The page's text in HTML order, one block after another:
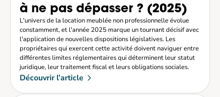
à ne pas dépasser ? (2025)
L'univers de la location meublée non professionnelle évolue
constamment, et l'année 2025 marque un tournant décisif avec
l'application de nouvelles dispositions législatives. Les
propriétaires qui exercent cette activité doivent naviguer entre
différentes limites réglementaires qui déterminent leur statut
juridique, leur traitement fiscal et leurs obligations sociales.
Découvrir l’article